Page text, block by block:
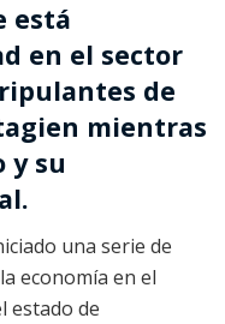
está
en el sector
de
mientras
y su
una serie de
economía en el
estado de